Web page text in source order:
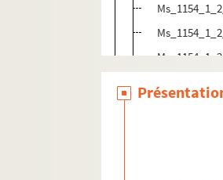
Ms_1154_1_3.